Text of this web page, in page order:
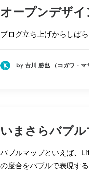
オープンデザ
ブログ立ち上げからしば
by 古川 勝也 （コガワ・マ
いまさらバブ
バブルマップといえば、
の度合をバブルで表現す